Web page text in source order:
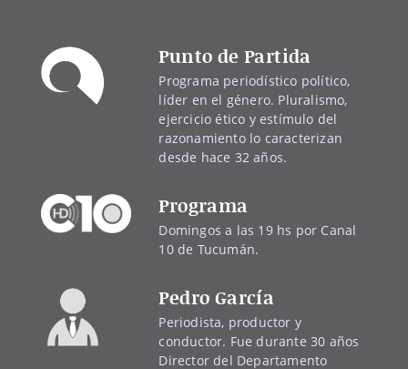
Punto de Partida
Programa periodístico político,
líder en el género. Pluralismo,
ejercicio ético y estímulo del
razonamiento lo caracterizan
desde hace 32 años.
Programa
Domingos a las 19 hs por Canal
10 de Tucumán.
Pedro García
Periodista, productor y
conductor. Fue durante 30 años
Director del Departamento